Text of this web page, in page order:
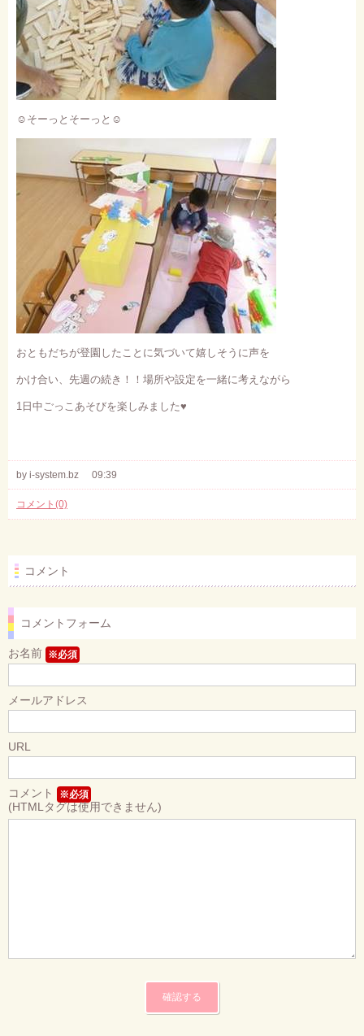
☺ そーっとそーっと ☺
おともだちが登園したことに気づいて嬉しそうに声を
かけ合い、先週の続き！！場所や設定を一緒に考えながら
1 日中ごっこあそびを楽しみました♥
by i-system.bz 09:39
コメント(0)
コメント
コメントフォーム
お名前 ※必須
メールアドレス
URL
コメント ※必須
(HTMLタグは使用できません)